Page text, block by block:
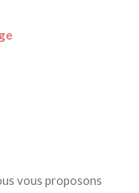
vous proposons